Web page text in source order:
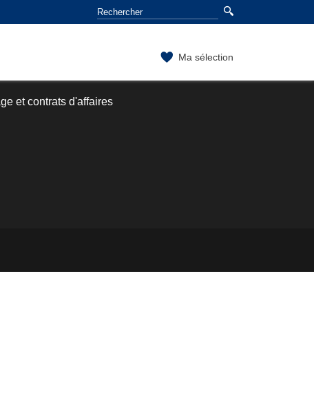
Ma sélection
et contrats d'affaires